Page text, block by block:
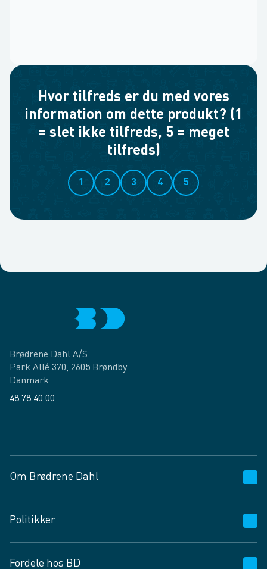
Hvor tilfreds er du med vores
information om dette produkt? (1
= slet ikke tilfreds, 5 = meget
tilfreds)
1 2 3 4 5
Brødrene Dahl A/S
Park Allé 370, 2605 Brøndby
Danmark
48 78 40 00
Om Brødrene Dahl
Vagttelefon 30 10 89 89
Spørgsmål og svar
Job og karriere
Politikker
Fordele hos BD